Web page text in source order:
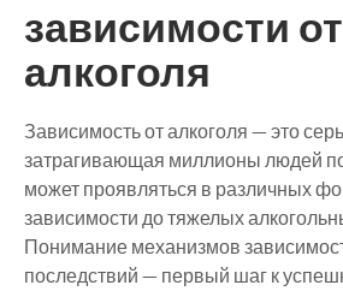
зависимости от
алкоголя
Зависимость от алкоголя — это
затрагивающая миллионы людей
может проявляться в различных
зависимости до тяжелых
Понимание механизмов
последствий — первый шаг к